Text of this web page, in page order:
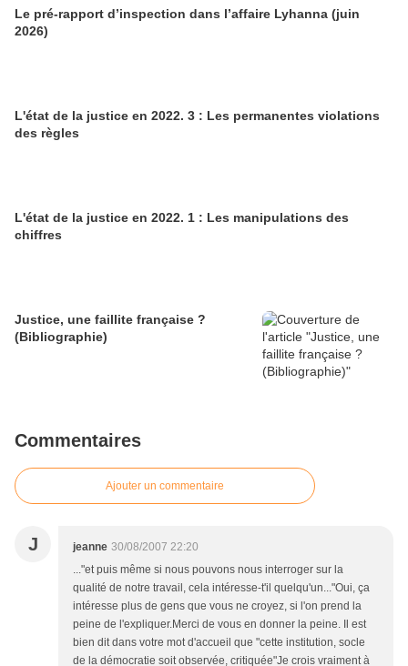
Le pré-rapport d’inspection dans l’affaire Lyhanna (juin
2026)
L'état de la justice en 2022. 3 : Les permanentes violations
des règles
L'état de la justice en 2022. 1 : Les manipulations des
chiffres
Justice, une faillite française ?
(Bibliographie)
Commentaires
Ajouter un commentaire
J jeanne 30/08/2007 22:20
..."et puis même si nous pouvons nous interroger sur la
qualité de notre travail, cela intéresse-t'il quelqu'un..."Oui, ça
intéresse plus de gens que vous ne croyez, si l'on prend la
peine de l'expliquer.Merci de vous en donner la peine. Il est
bien dit dans votre mot d'accueil que "cette institution, socle
de la démocratie soit observée, critiquée"Je crois vraiment à